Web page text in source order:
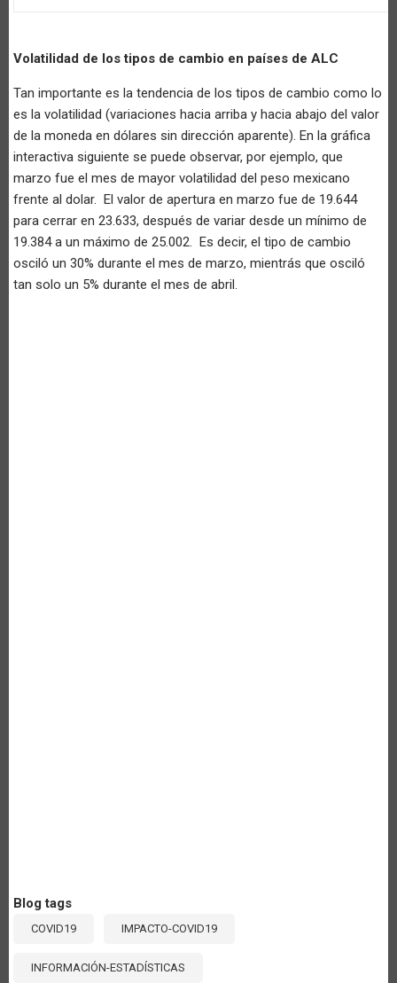
Volatilidad de los tipos de cambio en países de ALC
Tan importante es la tendencia de los tipos de cambio como lo
es la volatilidad (variaciones hacia arriba y hacia abajo del valor
de la moneda en dólares sin dirección aparente). En la gráfica
interactiva siguiente se puede observar, por ejemplo, que
marzo fue el mes de mayor volatilidad del peso mexicano
frente al dolar. El valor de apertura en marzo fue de 19.644
para cerrar en 23.633, después de variar desde un mínimo de
19.384 a un máximo de 25.002. Es decir, el tipo de cambio
osciló un 30% durante el mes de marzo, mientrás que osciló
tan solo un 5% durante el mes de abril.
Blog tags
COVID19 IMPACTO-COVID19
INFORMACIÓN-ESTADÍSTICAS